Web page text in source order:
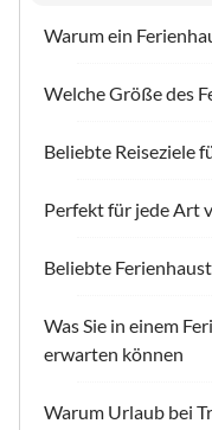
Warum ein
Welche Größe des
Beliebte Reiseziele
Perfekt für jede Art
Beliebte
Was Sie in einem
erwarten können
Warum Urlaub bei